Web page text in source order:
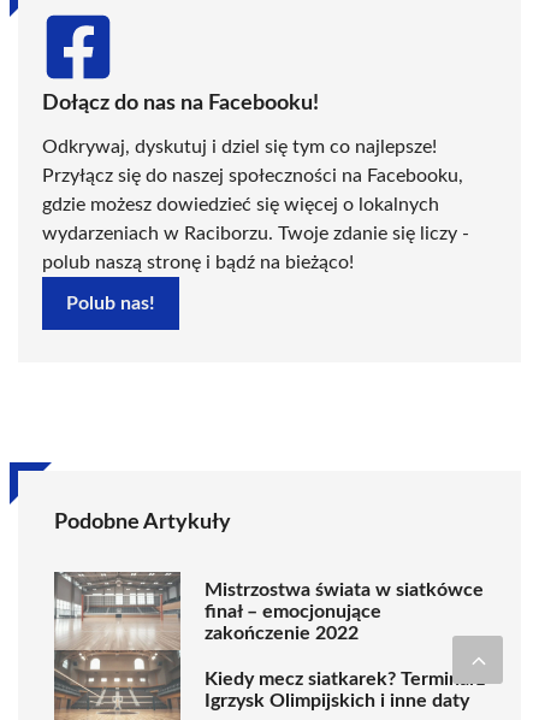
Dołącz do nas na Facebooku!
Odkrywaj, dyskutuj i dziel się tym co najlepsze!
Przyłącz się do naszej społeczności na Facebooku,
gdzie możesz dowiedzieć się więcej o lokalnych
wydarzeniach w Raciborzu. Twoje zdanie się liczy -
polub naszą stronę i bądź na bieżąco!
Polub nas!
Podobne Artykuły
Mistrzostwa świata w siatkówce
finał – emocjonujące
zakończenie 2022
Kiedy mecz siatkarek? Terminarz
Igrzysk Olimpijskich i inne daty